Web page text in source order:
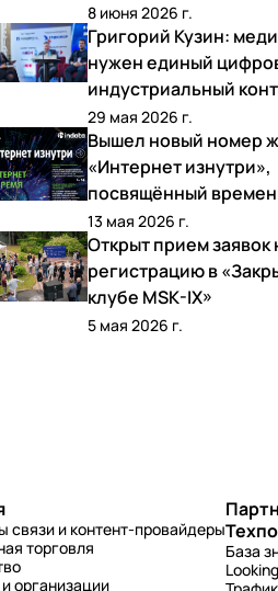
8 июня 2026 г.
Григорий Кузин:
нужен единый
индустриальный
29 мая 2026 г.
Вышел новый номер
«Интернет изнутри»,
посвящённый
13 мая 2026 г.
Открыт прием заявок
регистрацию в
клубе MSK-IX»
5 мая 2026 г.
связи и контент-провайдеры
торговля
организации
База